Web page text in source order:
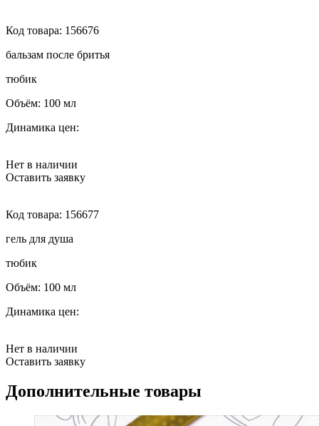
Код товара: 156676
бальзам после бритья
тюбик
Объём: 100 мл
Динамика цен:
Нет в наличии
Оставить заявку
Код товара: 156677
гель для душа
тюбик
Объём: 100 мл
Динамика цен:
Нет в наличии
Оставить заявку
Дополнительные товары